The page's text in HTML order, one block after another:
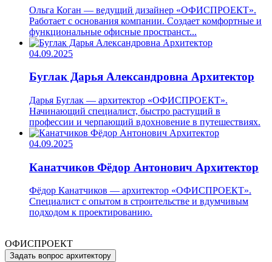
Ольга Коган — ведущий дизайнер «ОФИСПРОЕКТ».
Работает с основания компании. Создает комфортные и
функциональные офисные пространст...
04.09.2025
Буглак Дарья Александровна Архитектор
Дарья Буглак — архитектор «ОФИСПРОЕКТ».
Начинающий специалист, быстро растущий в
профессии и черпающий вдохновение в путешествиях.
04.09.2025
Канатчиков Фёдор Антонович Архитектор
Фёдор Канатчиков — архитектор «ОФИСПРОЕКТ».
Специалист с опытом в строительстве и вдумчивым
подходом к проектированию.
ОФИСПРОЕКТ
Задать вопрос архитектору